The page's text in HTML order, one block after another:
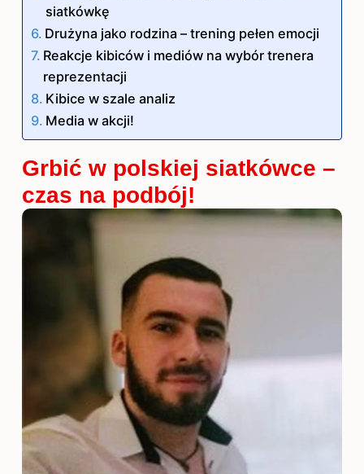
siatkówkę
Drużyna jako rodzina – trening pełen emocji
Reakcje kibiców i mediów na wybór trenera
reprezentacji
Kibice w szale analiz
Media w akcji!
Grbić w polskiej siatkówce –
czas na podbój!